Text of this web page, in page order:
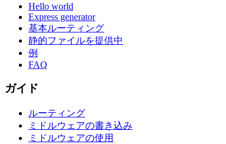
Hello world
Express generator
基本ルーティング
静的ファイルを提供中
例
FAQ
ガイド
ルーティング
ミドルウェアの書き込み
ミドルウェアの使用